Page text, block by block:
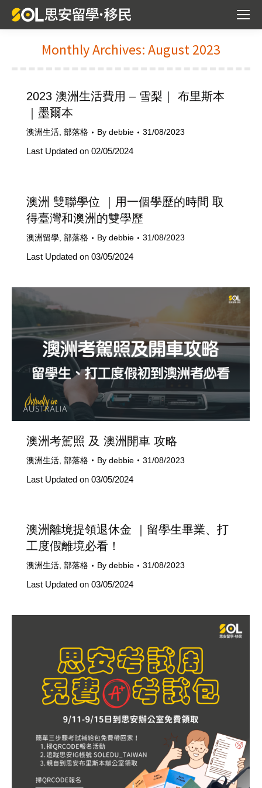
Monthly Archives:August 2023
2023 澳洲生活費用 – 雪梨｜ 布里斯本
｜墨爾本
澳洲生活 部落格 By debbie 31/08/2023
Last Updated on 02/05/2024
澳洲 雙聯學位 ｜用一個學歷的時間 取
得臺灣和澳洲的雙學歷
澳洲留學 部落格 By debbie 31/08/2023
Last Updated on 03/05/2024
澳洲考駕照 及 澳洲開車 攻略
澳洲生活 部落格 By debbie 31/08/2023
Last Updated on 03/05/2024
澳洲離境提領退休金 ｜留學生畢業、打
工度假離境必看！
澳洲生活 部落格 By debbie 31/08/2023
Last Updated on 03/05/2024